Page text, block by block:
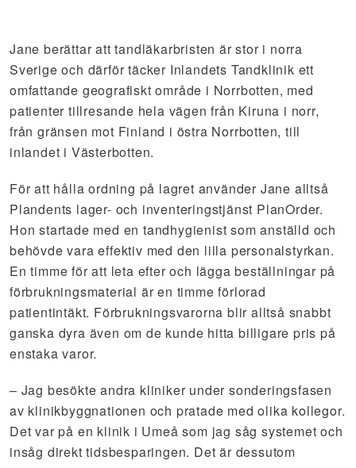
Jane berättar att tandläkarbristen är stor i norra
Sverige och därför täcker Inlandets Tandklinik ett
omfattande geografiskt område i Norrbotten, med
patienter tillresande hela vägen från Kiruna i norr,
från gränsen mot Finland i östra Norrbotten, till
inlandet i Västerbotten.
För att hålla ordning på lagret använder Jane alltså
Plandents lager- och inventeringstjänst PlanOrder.
Hon startade med en tandhygienist som anställd och
behövde vara effektiv med den lilla personalstyrkan.
En timme för att leta efter och lägga beställningar på
förbrukningsmaterial är en timme förlorad
patientintäkt. Förbrukningsvarorna blir alltså snabbt
ganska dyra även om de kunde hitta billigare pris på
enstaka varor.
– Jag besökte andra kliniker under sonderingsfasen
av klinikbyggnationen och pratade med olika kollegor.
Det var på en klinik i Umeå som jag såg systemet och
insåg direkt tidsbesparingen. Det är dessutom